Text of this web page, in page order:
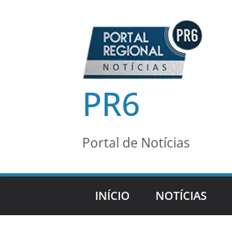
PR6
Portal de Notícias
INÍCIO NOTÍCIAS